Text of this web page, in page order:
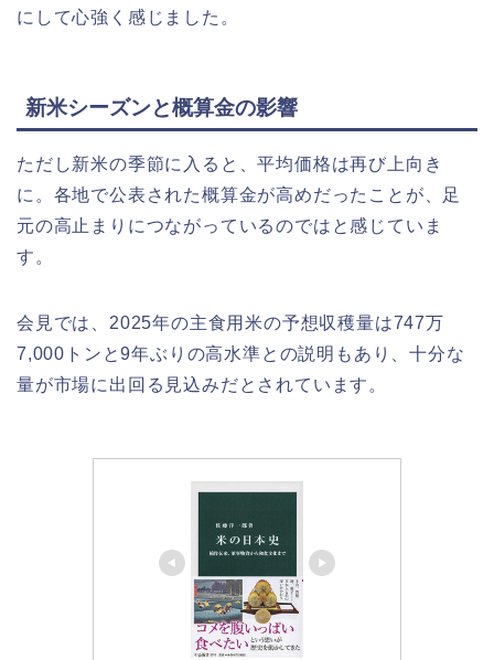
にして心強く感じました。
新米シーズンと概算金の影響
ただし新米の季節に入ると、平均価格は再び上向き
に。各地で公表された概算金が高めだったことが、足
元の高止まりにつながっているのではと感じていま
す。
会見では、2025年の主食用米の予想収穫量は747万
7,000トンと9年ぶりの高水準との説明もあり、十分な
量が市場に出回る見込みだとされています。